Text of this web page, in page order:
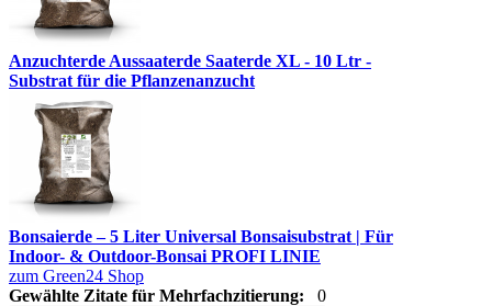
Anzuchterde Aussaaterde Saaterde XL - 10 Ltr -
Substrat für die Pflanzenanzucht
Bonsaierde – 5 Liter Universal Bonsaisubstrat | Für
Indoor- & Outdoor-Bonsai PROFI LINIE
zum Green24 Shop
Gewählte Zitate für Mehrfachzitierung:
0